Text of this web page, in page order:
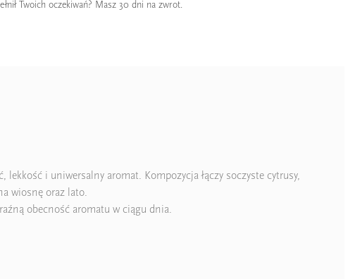
Twoich oczekiwań? Masz 30 dni na zwrot.
i uniwersalny aromat. Kompozycja łączy soczyste cytrusy,
wiosnę oraz lato.
obecność aromatu w ciągu dnia.